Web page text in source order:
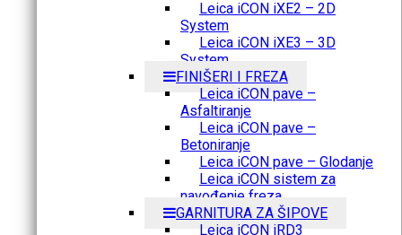
Leica iCON iXE2 – 2D
System
Leica iCON iXE3 – 3D
System
FINIŠERI I FREZA
Leica iCON pave –
Asfaltiranje
Leica iCON pave –
Betoniranje
Leica iCON pave – Glodanje
Leica iCON sistem za
navođenje freza
GARNITURA ZA ŠIPOVE
Leica iCON iRD3